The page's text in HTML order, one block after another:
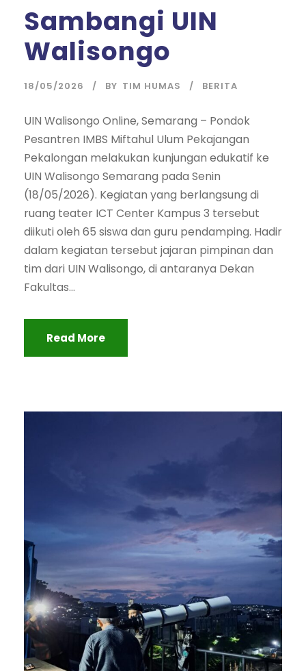
Sambangi UIN
Walisongo
18/05/2026 BY TIM HUMAS BERITA
UIN Walisongo Online, Semarang – Pondok
Pesantren IMBS Miftahul Ulum Pekajangan
Pekalongan melakukan kunjungan edukatif ke
UIN Walisongo Semarang pada Senin
(18/05/2026). Kegiatan yang berlangsung di
ruang teater ICT Center Kampus 3 tersebut
diikuti oleh 65 siswa dan guru pendamping. Hadir
dalam kegiatan tersebut jajaran pimpinan dan
tim dari UIN Walisongo, di antaranya Dekan
Fakultas...
Read More